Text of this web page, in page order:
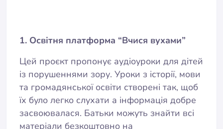
1. Освітня платформа “Вчися вухами”
Цей проєкт пропонує аудіоуроки для дітей
із порушеннями зору. Уроки з історії, мови
та громадянської освіти створені так, щоб
їх було легко слухати а інформація добре
засвоювалася. Батьки можуть знайти всі
матеріали безкоштовно на